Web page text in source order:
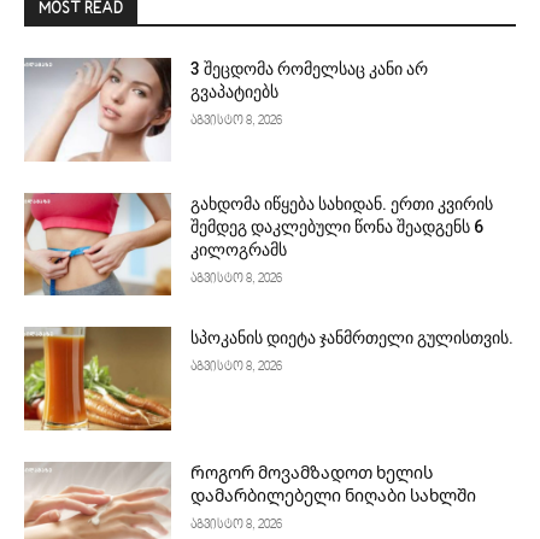
MOST READ
3 შეცდომა რომელსაც კანი არ
გვაპატიებს
აგვისტო 8, 2026
გახდომა იწყება სახიდან. ერთი კვირის
შემდეგ დაკლებული წონა შეადგენს 6
კილოგრამს
აგვისტო 8, 2026
სპოკანის დიეტა ჯანმრთელი გულისთვის.
აგვისტო 8, 2026
Როგორ მოვამზადოთ ხელის
დამარბილებელი ნიღაბი სახლში
აგვისტო 8, 2026